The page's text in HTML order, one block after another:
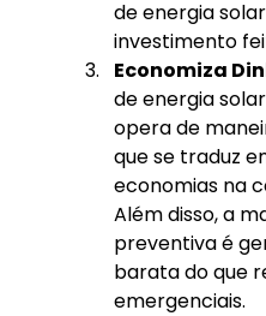
de energia
investimento
Economiza
de energia
opera de
que se traduz
economias na
Além disso, a
preventiva é
barata do que
emergenciais.